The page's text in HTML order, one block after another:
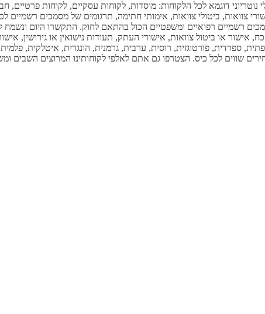
נוטריוני דוגמא לכל הלקוחות: מוסדות, לקוחות עסקיים, לקוחות
צוואות, ביטולי צוואות, אימותי חתימה, תרגומים של מסמכים רשמיים לכל
רשמיים רפואיים ומשפטיים הכול בהתאם לחוק. התקשרו היום ונשמח
אישור או ביטול צוואות, אישורי העתק, תעודות נישואין או גירושין,
ספרדית, פורטוגזית, רוסית, ערבית, גרמנית, הונגרית, איטלקית,
שווים לכל כיס. הצטרפו גם אתם לאלפי לקוחותינו המרוצים השבים